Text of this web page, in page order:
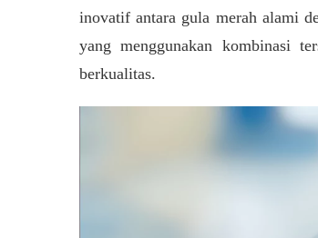
inovatif antara gula merah alami
yang menggunakan kombinasi
berkualitas.